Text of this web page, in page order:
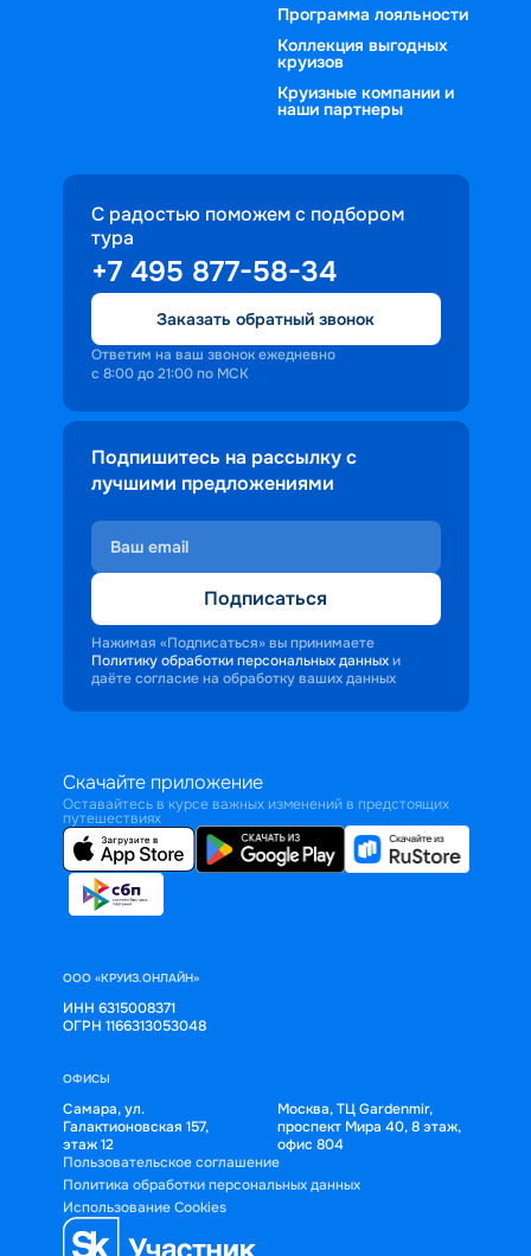
Программа лояльности
Коллекция выгодных
круизов
Круизные компании и
наши партнеры
С радостью поможем с подбором
тура
+7 495 877-58-34
Заказать обратный звонок
Ответим на ваш звонок ежедневно
с 8:00 до 21:00 по МСК
Подпишитесь на рассылку с
лучшими предложениями
Подписаться
Нажимая «Подписаться» вы принимаете
Политику обработки персональных данных и
даёте согласие на обработку ваших данных
Скачайте приложение
Оставайтесь в курсе важных изменений в предстоящих
путешествиях
ООО «КРУИЗ.ОНЛАЙН»
ИНН 6315008371
ОГРН 1166313053048
ОФИСЫ
Самара, ул.
Галактионовская 157,
этаж 12
Москва, ТЦ Gardenmir,
проспект Мира 40, 8 этаж,
офис 804
Пользовательское соглашение
Политика обработки персональных данных
Использование Cookies